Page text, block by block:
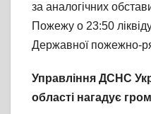
за аналогічних
Пожежу о 23:50
Державної пожежно-
Управління ДСНС
області нагадує